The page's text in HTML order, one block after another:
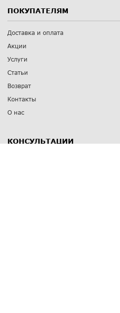
ПОКУПАТЕЛЯМ
Доставка и оплата
Акции
Услуги
Статьи
Возврат
Контакты
О нас
КОНСУЛЬТАЦИИ